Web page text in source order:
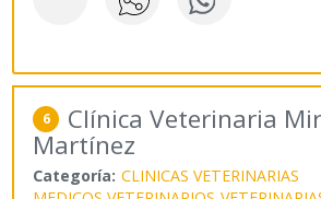
6 Clínica Veterinaria
Martínez
Categoría: CLINICAS VETERINARIAS